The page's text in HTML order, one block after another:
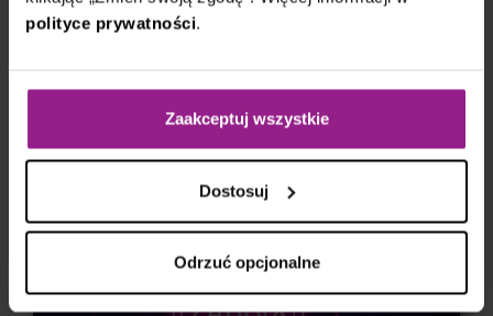
polityce prywatności.
Zaakceptuj wszystkie
Dostosuj
Odrzuć opcjonalne